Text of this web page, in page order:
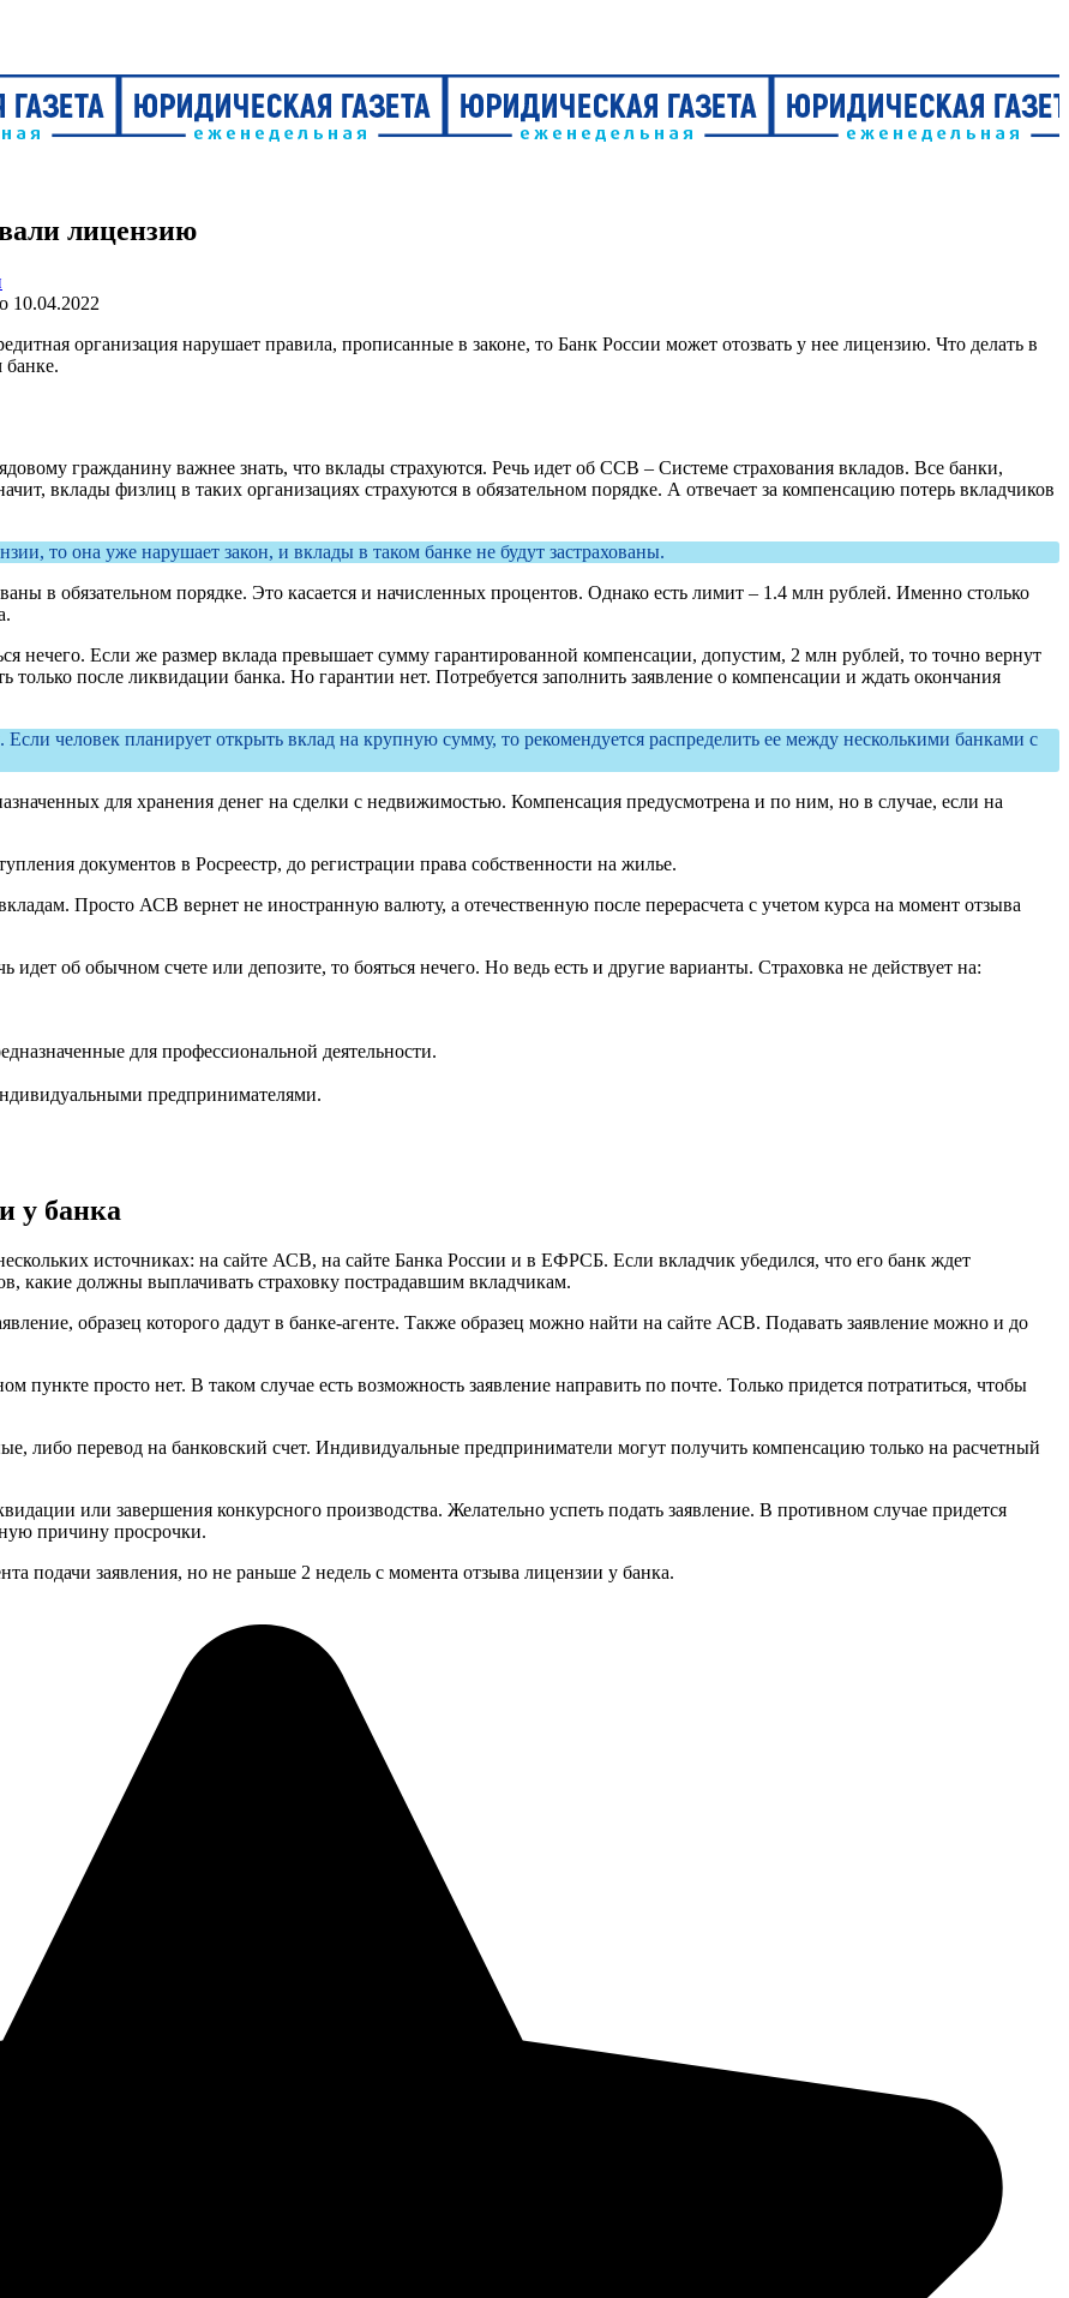
лицензию
10.04.2022
организация нарушает правила, прописанные в законе, то Банк России может отозвать у нее лицензию. Что делать в
банке.
гражданину важнее знать, что вклады страхуются. Речь идет об ССВ – Системе страхования вкладов. Все банки,
вклады физлиц в таких организациях страхуются в обязательном порядке. А отвечает за компенсацию потерь вкладчиков
то она уже нарушает закон, и вклады в таком банке не будут застрахованы.
в обязательном порядке. Это касается и начисленных процентов. Однако есть лимит – 1.4 млн рублей. Именно столько
нечего. Если же размер вклада превышает сумму гарантированной компенсации, допустим, 2 млн рублей, то точно вернут
после ликвидации банка. Но гарантии нет. Потребуется заполнить заявление о компенсации и ждать окончания
человек планирует открыть вклад на крупную сумму, то рекомендуется распределить ее между несколькими банками с
для хранения денег на сделки с недвижимостью. Компенсация предусмотрена и по ним, но в случае, если на
документов в Росреестр, до регистрации права собственности на жилье.
Просто АСВ вернет не иностранную валюту, а отечественную после перерасчета с учетом курса на момент отзыва
об обычном счете или депозите, то бояться нечего. Но ведь есть и другие варианты. Страховка не действует на:
для профессиональной деятельности.
предпринимателями.
у банка
источниках: на сайте АСВ, на сайте Банка России и в ЕФРСБ. Если вкладчик убедился, что его банк ждет
какие должны выплачивать страховку пострадавшим вкладчикам.
образец которого дадут в банке-агенте. Также образец можно найти на сайте АСВ. Подавать заявление можно и до
пункте просто нет. В таком случае есть возможность заявление направить по почте. Только придется потратиться, чтобы
либо перевод на банковский счет. Индивидуальные предприниматели могут получить компенсацию только на расчетный
или завершения конкурсного производства. Желательно успеть подать заявление. В противном случае придется
причину просрочки.
подачи заявления, но не раньше 2 недель с момента отзыва лицензии у банка.